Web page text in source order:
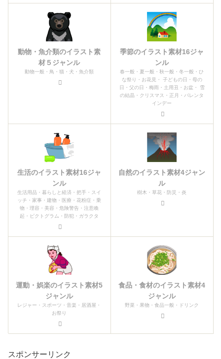
動物・魚介類のイラスト素
材５ジャンル
動物一般・鳥・猫・犬・魚介類
季節のイラスト素材16ジャ
ンル
春一般・夏一般・秋一般・冬一般・ひ
な祭り・お花見・ 子どもの日・母の
日・父の日・梅雨・土用丑・お盆・ 雪
の結晶・クリスマス・正月・バレンタ
インデー
生活のイラスト素材16ジャ
ンル
生活用品・暮らしと経済・把手・スイ
ッチ・家事・建物・医療・花粉症・乗
物・理容・美容・危険警告・注意喚
起・ピクトグラム・防犯・ガラクタ
自然のイラスト素材4ジャン
ル
樹木・草花・防災・炎
運動・娯楽のイラスト素材5
ジャンル
レジャー・スポーツ・音楽・居酒屋・
お祭り
食品・食材のイラスト素材4
ジャンル
野菜・果物・食品一般・ドリンク
スポンサーリンク